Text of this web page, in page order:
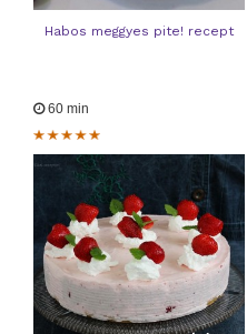
Habos meggyes pite! recept
60 min